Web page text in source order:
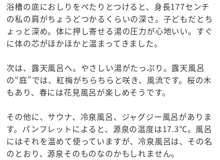
浴槽の底におしりをぺたりとつけると、身長177センチ
の私の肩がちょうどつかるくらいの深さ。子どもだとち
ょっと深め。体に押し寄せる湯の圧力が心地いい。すぐ
に体の芯がほかほかと温まってきました。
次は、露天風呂へ。やさしい湯がたっぷり。露天風呂
の“庭”では、紅梅がちらちらと咲き、風流です。桜の木
もあり、春には花見風呂が楽しめそうです。
その他に、サウナ、冷泉風呂、ジャグジー風呂がありま
す。パンフレットによると、源泉の温度は17.3℃。風呂
にはそれを温めて使っていますが、冷泉風呂は、その名
のとおり、源泉そのものなのかもしれません。